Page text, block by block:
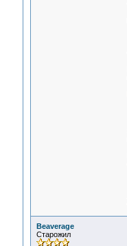
Beaverage
Старожил